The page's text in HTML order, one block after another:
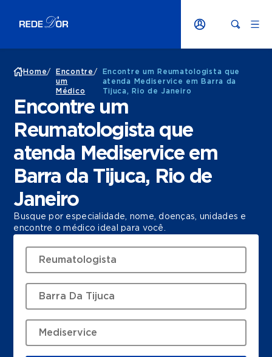
Home/
Encontre
um
Médico
/
Encontre um Reumatologista que
atenda Mediservice em Barra da
Tijuca, Rio de Janeiro
Encontre um
Reumatologista que
atenda Mediservice em
Barra da Tijuca, Rio de
Janeiro
Busque por especialidade, nome, doenças, unidades e
encontre o médico ideal para você.